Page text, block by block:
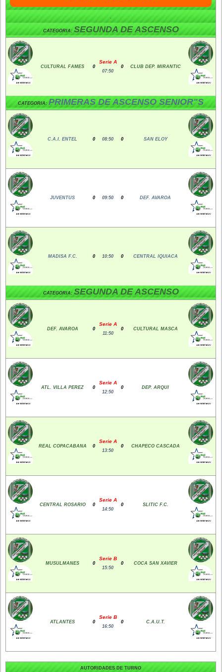
CATEGORIA: SEGUNDA DE ASCENSO
CULTURAL FAMES 0
Serie A
07:50
0 CLUB DEP. MIRANTIC
CATEGORIA:PRIMERAS DE ASCENSO SENIOR"S
C.A.I. ENTEL 0 08:50 0 SAN ELOY
JUVENTUS 0 09:50 0 DEF. AVAROA
MADISA F.C. 0 10:50 0 CENTRAL IQUIACA
CATEGORIA: SEGUNDA DE ASCENSO
DEF. AVAROA 0
Serie A
11:50
0 CULTURAL MASCA
ATL. VILLA PEREZ 0
Serie A
12:50
0 DEP. ARQUI
REAL COPACABANA 0
Serie A
13:50
0 CHAPECO CASCADA
CENTRAL ROSARIO 0
Serie A
14:50
0 SLITIC F.C.
MUSULMANES 0
Serie B
15:50
0 COCA SAN XAVIER
ATLANTES 0
Serie B
16:50
0 C.A.U.T.
AUTORIDADES DE TURNO